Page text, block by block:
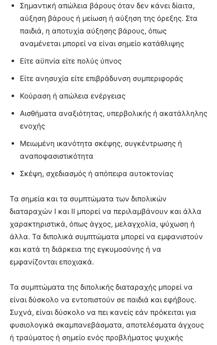
Σημαντική απώλεια βάρους όταν δεν κάνει δίαιτα,
αύξηση βάρους ή μείωση ή αύξηση της όρεξης. Στα
παιδιά, η αποτυχία αύξησης βάρους, όπως
αναμένεται μπορεί να είναι σημείο κατάθλιψης
Είτε αϋπνία είτε πολύς ύπνος
Είτε ανησυχία είτε επιβράδυνση συμπεριφοράς
Κούραση ή απώλεια ενέργειας
Αισθήματα αναξιότητας, υπερβολικής ή ακατάλληλης
ενοχής
Μειωμένη ικανότητα σκέψης, συγκέντρωσης ή
αναποφασιστικότητα
Σκέψη, σχεδιασμός ή απόπειρα αυτοκτονίας
Τα σημεία και τα συμπτώματα των διπολικών
διαταραχών Ι και ΙΙ μπορεί να περιλαμβάνουν και άλλα
χαρακτηριστικά, όπως άγχος, μελαγχολία, ψύχωση ή
άλλα. Τα διπολικά συμπτώματα μπορεί να εμφανιστούν
και κατά τη διάρκεια της εγκυμοσύνης ή να
εμφανίζονται εποχιακά.
Τα συμπτώματα της διπολικής διαταραχής μπορεί να
είναι δύσκολο να εντοπιστούν σε παιδιά και εφήβους.
Συχνά, είναι δύσκολο να πει κανείς εάν πρόκειται για
φυσιολογικά σκαμπανεβάσματα, αποτελέσματα άγχους
ή τραύματος ή σημείο ενός προβλήματος ψυχικής